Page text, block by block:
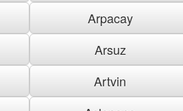
Arpacay
Arsuz
Artvin